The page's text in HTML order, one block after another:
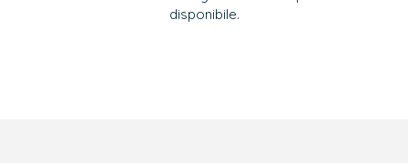
disponibile.